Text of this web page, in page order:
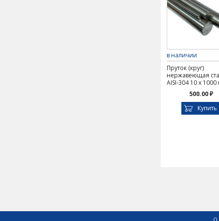
в наличии
Пруток (круг)
нержавеющая
AISI-304 10 х
500.00 ₽
Купить